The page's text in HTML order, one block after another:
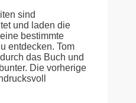
sind
und laden die
bestimmte
entdecken. Tom
das Buch und
Die vorherige